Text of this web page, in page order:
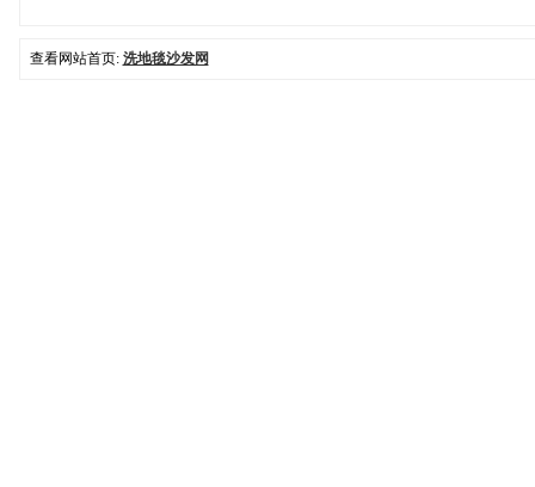
查看网站首页: 洗地毯沙发网